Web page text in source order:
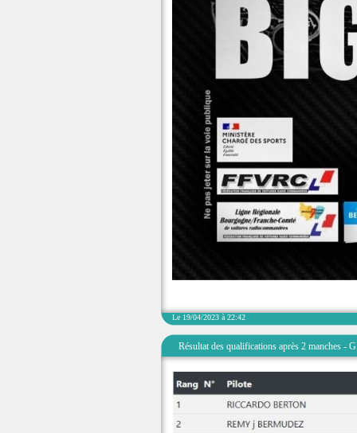
Le 19/04/2023 à 22:42
Résultat des qualifications après 2 manches -